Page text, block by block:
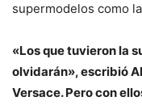
supermodelos como
«Los que tuvieron la
olvidarán», escribió
Versace. Pero con